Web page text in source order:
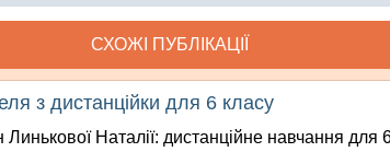
СХОЖІ ПУБЛІКАЦІЇ
з дистанційки для 6 класу
Линькової Наталії: дистанційне навчання для